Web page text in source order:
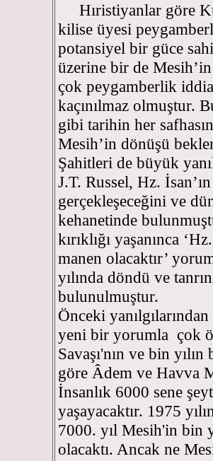
Hıristiyanlar göre
kilise üyesi
potansiyel bir güce
üzerine bir de
çok peygamberlik
kaçınılmaz olmuştur.
gibi tarihin her
Mesih’in dönüşü
Şahitleri de büyük
J.T. Russel, Hz.
gerçekleşeceğini ve
kehanetinde
kırıklığı yaşanınca
manen olacaktır’
yılında döndü ve
bulunulmuştur.
Önceki
yeni bir yorumla çok
Savaşı'nın ve bin
göre Âdem ve Havva
İnsanlık 6000 sene
yaşayacaktır. 1975
7000. yıl Mesih'in bin
olacaktı. Ancak ne